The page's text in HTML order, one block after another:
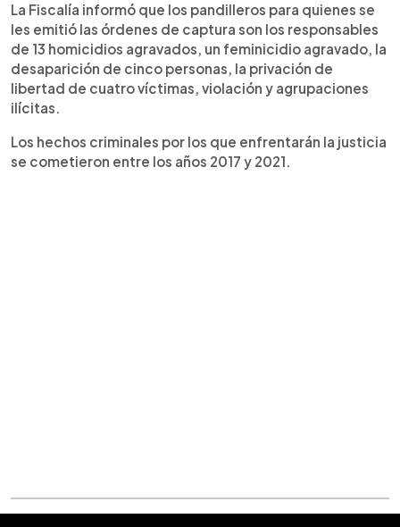
La Fiscalía informó que los pandilleros para quienes se
les emitió las órdenes de captura son los responsables
de 13 homicidios agravados, un feminicidio agravado, la
desaparición de cinco personas, la privación de
libertad de cuatro víctimas, violación y agrupaciones
ilícitas.
Los hechos criminales por los que enfrentarán la justicia
se cometieron entre los años 2017 y 2021.